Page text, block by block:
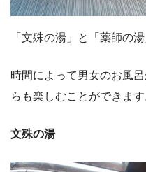
「文殊の湯」と「薬師の
時間によって男女のお風
らも楽しむことができます
文殊の湯